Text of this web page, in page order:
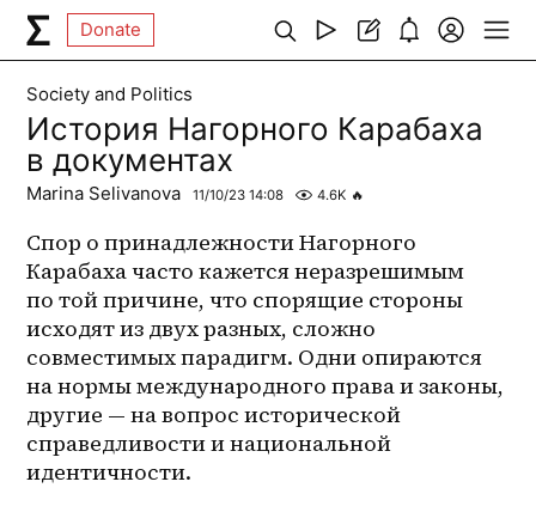
Donate
Society and Politics
История Нагорного Карабаха
в документах
Marina Selivanova 11/10/23 14:08 4.6K 🔥
Спор о принадлежности Нагорного
Карабаха часто кажется неразрешимым
по той причине, что спорящие стороны
исходят из двух разных, сложно
совместимых парадигм. Одни опираются
на нормы международного права и законы,
другие — на вопрос исторической
справедливости и национальной
идентичности.